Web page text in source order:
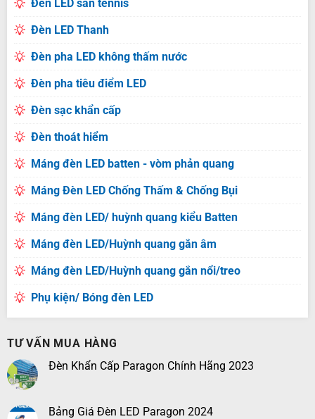
Đèn LED sân tennis
Đèn LED Thanh
Đèn pha LED không thấm nước
Đèn pha tiêu điểm LED
Đèn sạc khẩn cấp
Đèn thoát hiểm
Máng đèn LED batten - vòm phản quang
Máng Đèn LED Chống Thấm & Chống Bụi
Máng đèn LED/ huỳnh quang kiểu Batten
Máng đèn LED/Huỳnh quang gắn âm
Máng đèn LED/Huỳnh quang gắn nổi/treo
Phụ kiện/ Bóng đèn LED
TƯ VẤN MUA HÀNG
Đèn Khẩn Cấp Paragon Chính Hãng 2023
Bảng Giá Đèn LED Paragon 2024